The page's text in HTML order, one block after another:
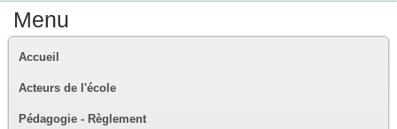
Menu
Accueil
Acteurs de l'école
Pédagogie - Règlement